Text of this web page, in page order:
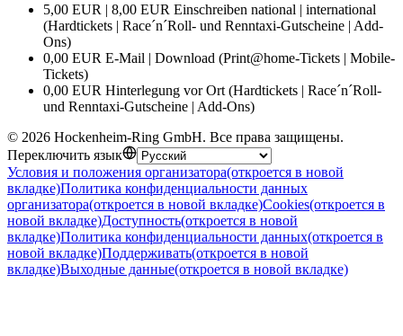
5,00 EUR | 8,00 EUR Einschreiben national | international
(Hardtickets | Race´n´Roll- und Renntaxi-Gutscheine | Add-
Ons)
0,00 EUR E-Mail | Download (Print@home-Tickets | Mobile-
Tickets)
0,00 EUR Hinterlegung vor Ort (Hardtickets | Race´n´Roll-
und Renntaxi-Gutscheine | Add-Ons)
© 2026 Hockenheim-Ring GmbH. Все права защищены.
Переключить язык
Условия и положения организатора(откроется в новой
вкладке)Политика конфиденциальности данных
организатора(откроется в новой вкладке)Cookies(откроется в
новой вкладке)Доступность(откроется в новой
вкладке)Политика конфиденциальности данных(откроется в
новой вкладке)Поддерживать(откроется в новой
вкладке)Выходные данные(откроется в новой вкладке)